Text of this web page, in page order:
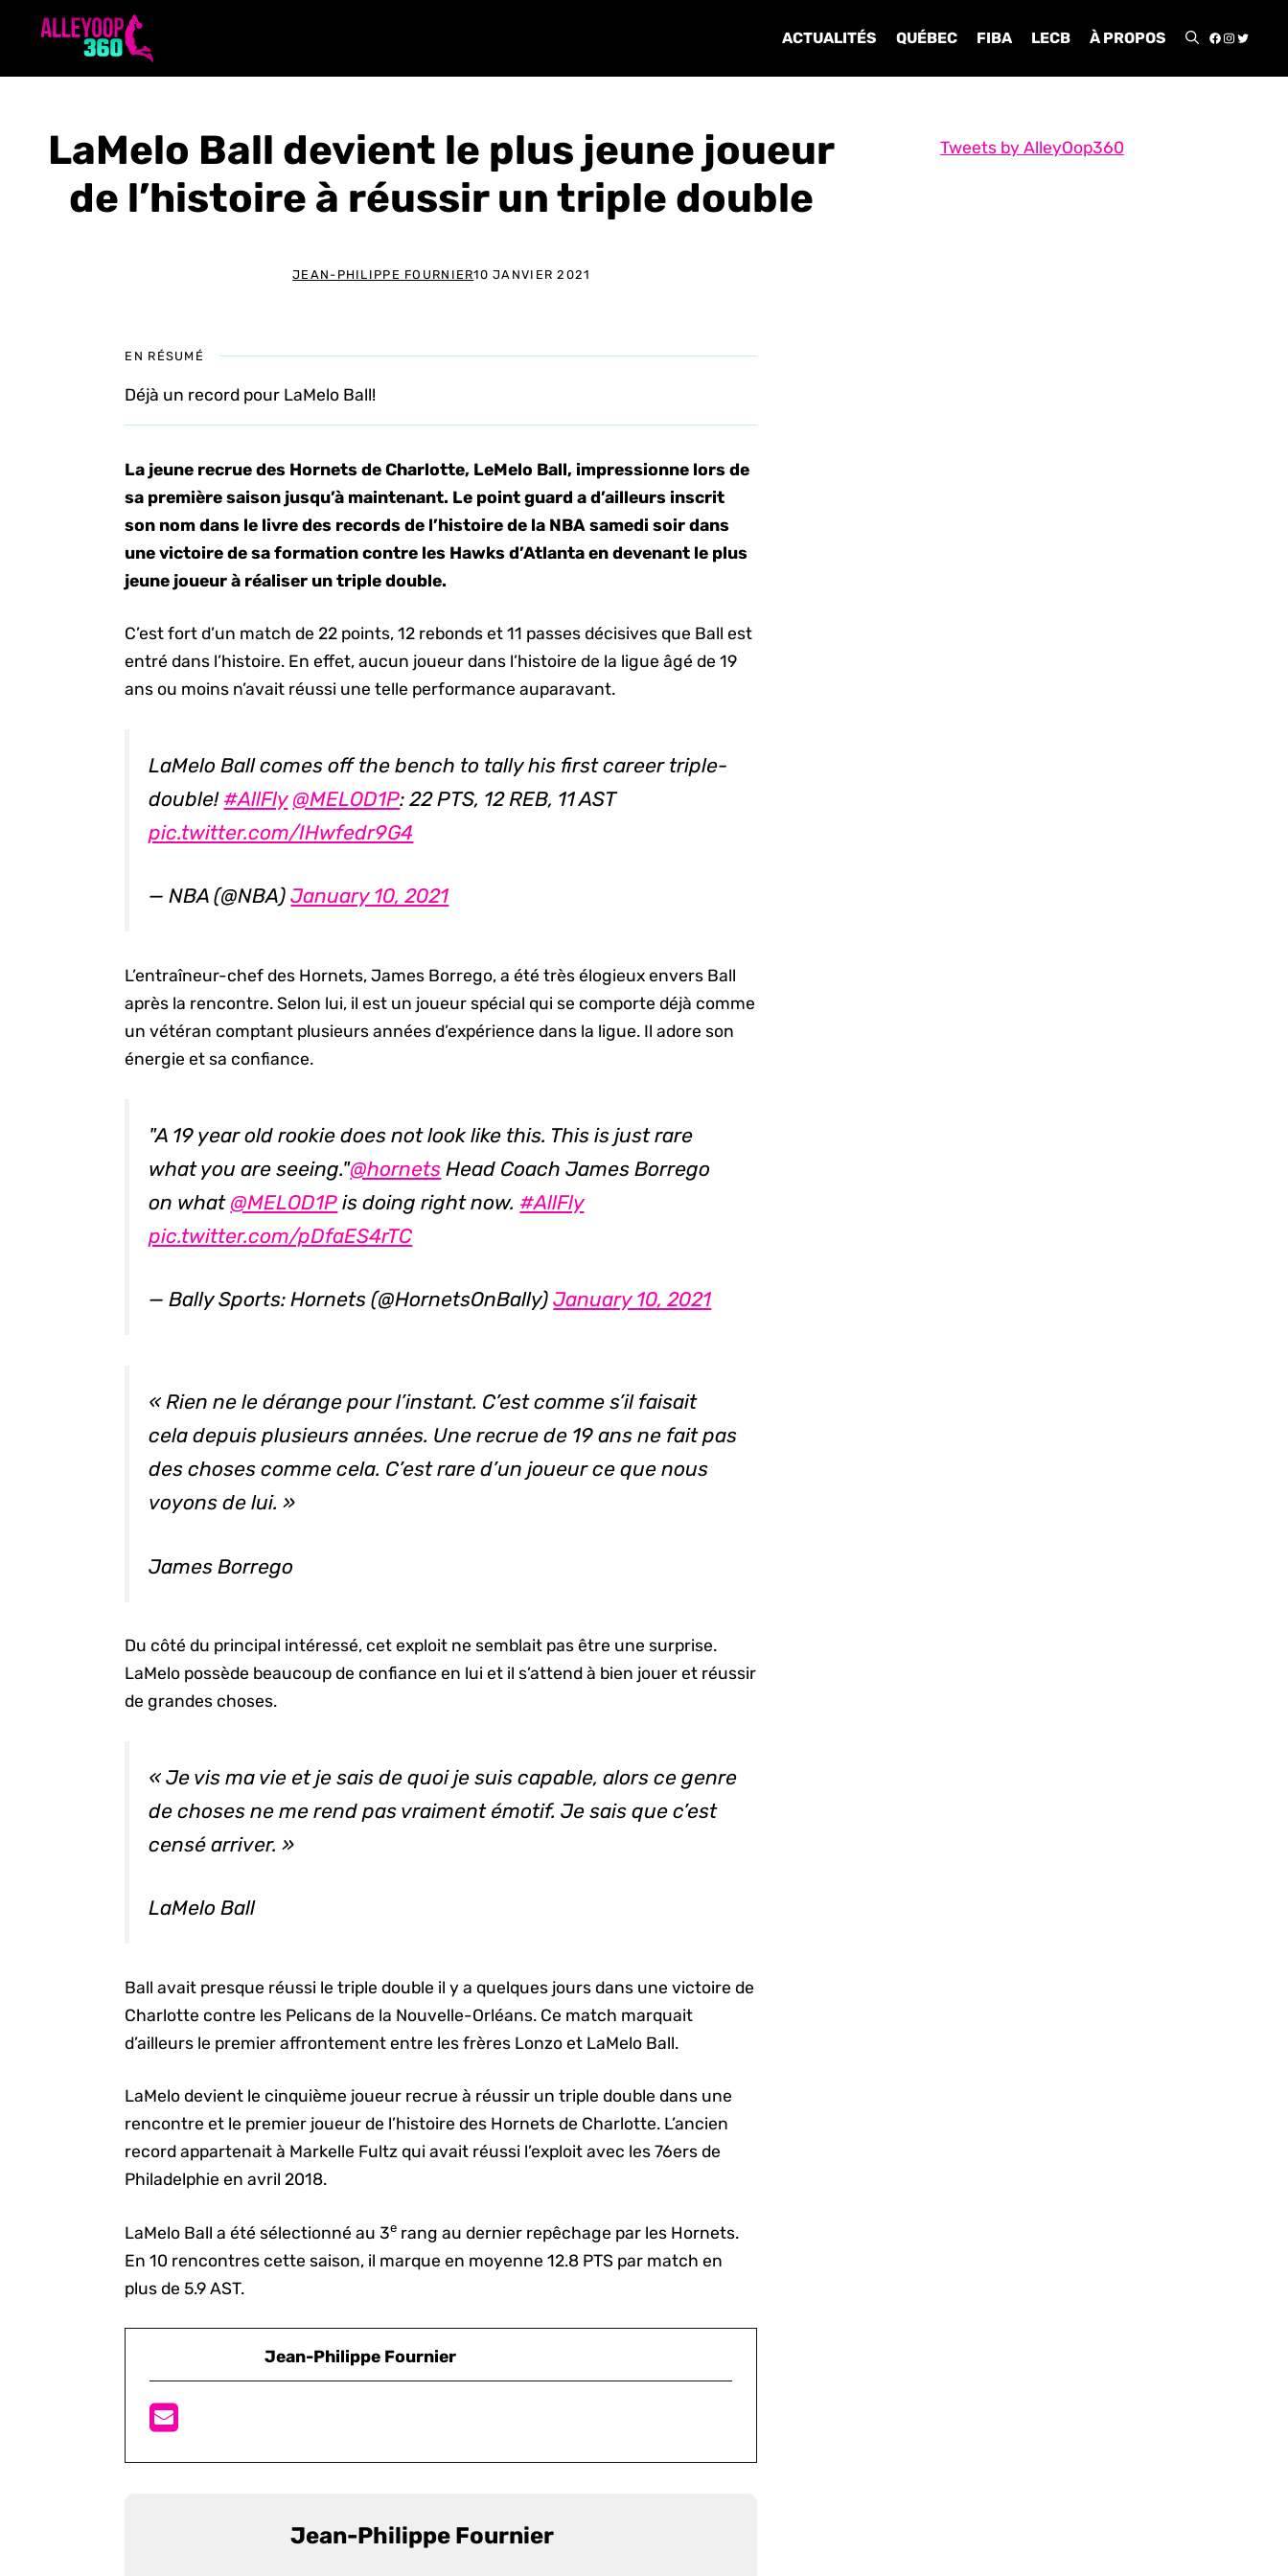
ACTUALITÉS QUÉBEC FIBA LECB À PROPOS
LaMelo Ball devient le plus jeune joueur
de l’histoire à réussir un triple double
JEAN-PHILIPPE FOURNIER10 JANVIER 2021
EN RÉSUMÉ
Déjà un record pour LaMelo Ball!
La jeune recrue des Hornets de Charlotte, LeMelo Ball, impressionne lors de
sa première saison jusqu’à maintenant. Le point guard a d’ailleurs inscrit
son nom dans le livre des records de l’histoire de la NBA samedi soir dans
une victoire de sa formation contre les Hawks d’Atlanta en devenant le plus
jeune joueur à réaliser un triple double.
C’est fort d’un match de 22 points, 12 rebonds et 11 passes décisives que Ball est
entré dans l’histoire. En effet, aucun joueur dans l’histoire de la ligue âgé de 19
ans ou moins n’avait réussi une telle performance auparavant.
LaMelo Ball comes off the bench to tally his first career triple-
double! #AllFly @MELOD1P: 22 PTS, 12 REB, 11 AST
pic.twitter.com/IHwfedr9G4
— NBA (@NBA)January 10, 2021
L’entraîneur-chef des Hornets, James Borrego, a été très élogieux envers Ball
après la rencontre. Selon lui, il est un joueur spécial qui se comporte déjà comme
un vétéran comptant plusieurs années d’expérience dans la ligue. Il adore son
énergie et sa confiance.
"A 19 year old rookie does not look like this. This is just rare
what you are seeing."@hornets Head Coach James Borrego
on what @MELOD1P is doing right now. #AllFly
pic.twitter.com/pDfaES4rTC
— Bally Sports: Hornets (@HornetsOnBally)January 10, 2021
« Rien ne le dérange pour l’instant. C’est comme s’il faisait
cela depuis plusieurs années. Une recrue de 19 ans ne fait pas
des choses comme cela. C’est rare d’un joueur ce que nous
voyons de lui. »
James Borrego
Du côté du principal intéressé, cet exploit ne semblait pas être une surprise.
LaMelo possède beaucoup de confiance en lui et il s’attend à bien jouer et réussir
de grandes choses.
« Je vis ma vie et je sais de quoi je suis capable, alors ce genre
de choses ne me rend pas vraiment émotif. Je sais que c’est
censé arriver. »
LaMelo Ball
Ball avait presque réussi le triple double il y a quelques jours dans une victoire de
Charlotte contre les Pelicans de la Nouvelle-Orléans. Ce match marquait
d’ailleurs le premier affrontement entre les frères Lonzo et LaMelo Ball.
LaMelo devient le cinquième joueur recrue à réussir un triple double dans une
rencontre et le premier joueur de l’histoire des Hornets de Charlotte. L’ancien
record appartenait à Markelle Fultz qui avait réussi l’exploit avec les 76ers de
Philadelphie en avril 2018.
LaMelo Ball a été sélectionné au 3e rang au dernier repêchage par les Hornets.
En 10 rencontres cette saison, il marque en moyenne 12.8 PTS par match en
plus de 5.9 AST.
Jean-Philippe Fournier
Jean-Philippe Fournier
Tweets by AlleyOop360